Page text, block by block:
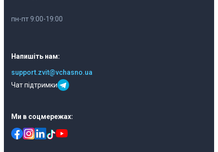
пн-пт 9:00-19:00
Напишіть нам:
support.zvit@vchasno.ua
Чат підтримки
Ми в соцмережах: